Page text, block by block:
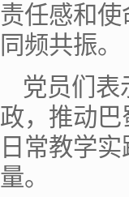
责任感和
同频共振。
党员们表
政，推动
日常教学
量。